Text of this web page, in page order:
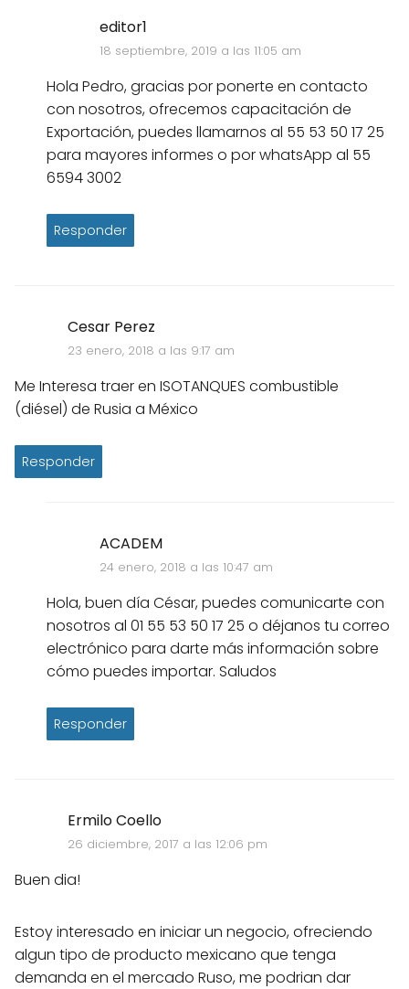
editor1
18 septiembre, 2019 a las 11:05 am
Hola Pedro, gracias por ponerte en contacto
con nosotros, ofrecemos capacitación de
Exportación, puedes llamarnos al 55 53 50 17 25
para mayores informes o por whatsApp al 55
6594 3002
Responder
Cesar Perez
23 enero, 2018 a las 9:17 am
Me Interesa traer en ISOTANQUES combustible
(diésel) de Rusia a México
Responder
ACADEM
24 enero, 2018 a las 10:47 am
Hola, buen día César, puedes comunicarte con
nosotros al 01 55 53 50 17 25 o déjanos tu correo
electrónico para darte más información sobre
cómo puedes importar. Saludos
Responder
Ermilo Coello
26 diciembre, 2017 a las 12:06 pm
Buen dia!
Estoy interesado en iniciar un negocio, ofreciendo
algun tipo de producto mexicano que tenga
demanda en el mercado Ruso, me podrian dar